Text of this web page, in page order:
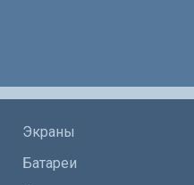
Экраны
Батареи